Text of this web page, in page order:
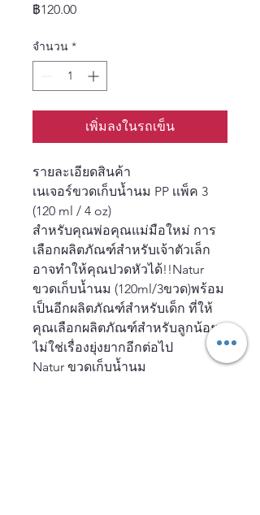
฿120.00ราคา
จำนวน *
เพิ่มลงในรถเข็น
รายละเอียดสินค้า
เนเจอร์ขวดเก็บน้ำนม PP เเพ็ค 3
(120 ml / 4 oz)
สำหรับคุณพ่อคุณแม่มือใหม่ การ
เลือกผลิตภัณฑ์สำหรับเจ้าตัวเล็ก
อาจทำให้คุณปวดหัวได้!!Natur
ขวดเก็บน้ำนม (120ml/3ขวด)พร้อม
เป็นอีกผลิตภัณฑ์สำหรับเด็ก ที่ให้
คุณเลือกผลิตภัณฑ์สำหรับลูกน้อย
ไม่ใช่เรื่องยุ่งยากอีกต่อไป
Natur ขวดเก็บน้ำนม